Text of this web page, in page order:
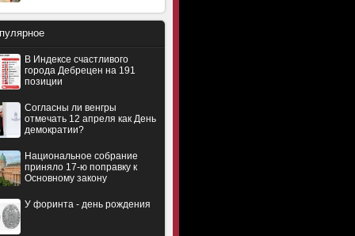
В Индексе счастливого
города Дебрецен на 191
позиции
Согласны ли венгры
отмечать 12 апреля как День
демократии?
Национальное собрание
приняло 17-ю поправку к
Основному закону
У форинта - день рождения